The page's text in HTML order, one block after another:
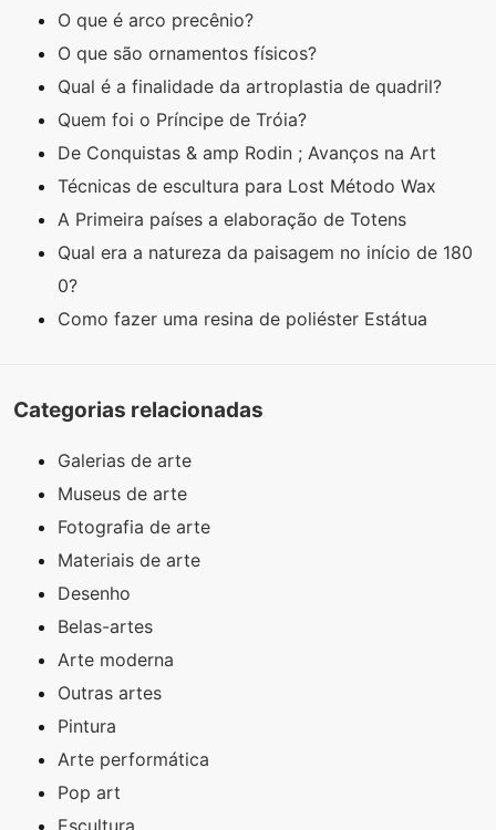
O que é arco precênio?
O que são ornamentos físicos?
Qual é a finalidade da artroplastia de quadril?
Quem foi o Príncipe de Tróia?
De Conquistas & amp Rodin ; Avanços na Art
Técnicas de escultura para Lost Método Wax
A Primeira países a elaboração de Totens
Qual era a natureza da paisagem no início de 180
0?
Como fazer uma resina de poliéster Estátua
Categorias relacionadas
Galerias de arte
Museus de arte
Fotografia de arte
Materiais de arte
Desenho
Belas-artes
Arte moderna
Outras artes
Pintura
Arte performática
Pop art
Escultura